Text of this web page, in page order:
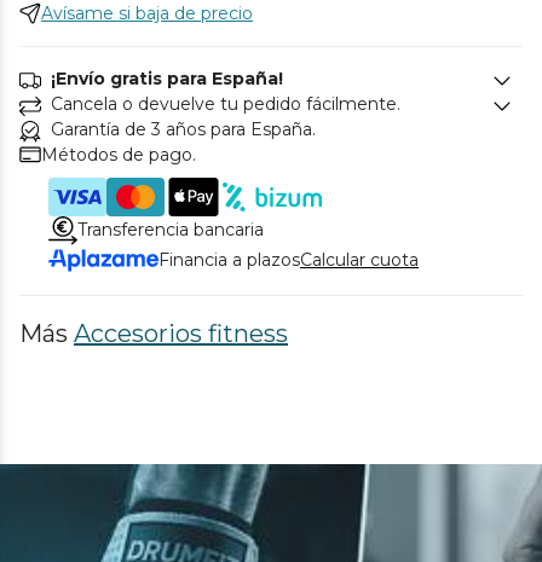
Avísame si baja de precio
¡Envío gratis para España!
Cancela o devuelve tu pedido fácilmente.
Garantía de 3 años para España.
Métodos de pago.
Transferencia bancaria
Financia a plazosCalcular cuota
Más Accesorios fitness